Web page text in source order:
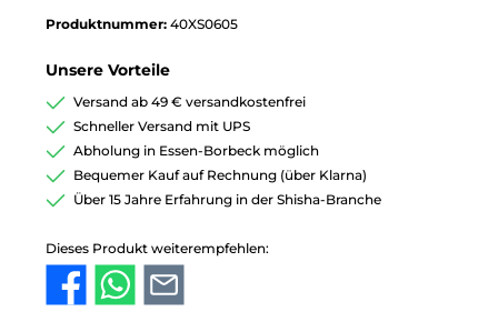
Produktnummer: 40XS0605
Unsere Vorteile
Versand ab 49 € versandkostenfrei
Schneller Versand mit UPS
Abholung in Essen-Borbeck möglich
Bequemer Kauf auf Rechnung (über Klarna)
Über 15 Jahre Erfahrung in der Shisha-Branche
Dieses Produkt weiterempfehlen: